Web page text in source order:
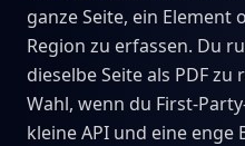
ganze Seite, ein
Region zu erfassen. Du
dieselbe Seite als PDF
Wahl, wenn du First-
kleine API und eine